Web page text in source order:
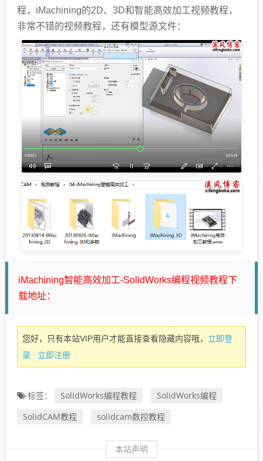
程，iMachining的2D、3D和智能高效加工视频教程，
非常不错的视频教程，还有模型源文件：
iMachining智能高效加工-SolidWorks编程视频教程下
载地址：
您好，只有本站VIP用户才能直接查看隐藏内容哦， 立即登
录
立即注册
标签： SolidWorks编程教程
SolidWorks编程
SolidCAM教程
solidcam数控教程
本站声明